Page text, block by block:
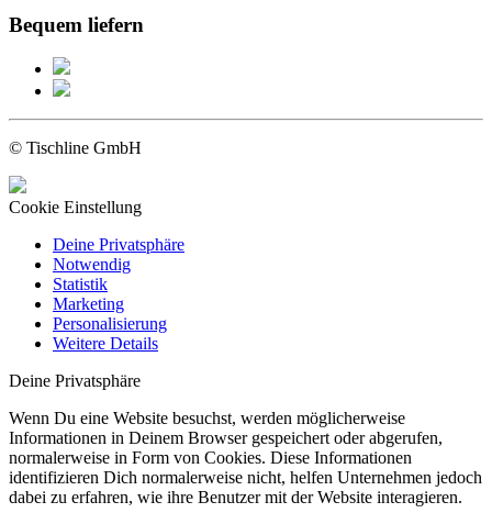
Bequem liefern
© Tischline GmbH
Cookie Einstellung
Deine Privatsphäre
Notwendig
Statistik
Marketing
Personalisierung
Weitere Details
Deine Privatsphäre
Wenn Du eine Website besuchst, werden möglicherweise
Informationen in Deinem Browser gespeichert oder abgerufen,
normalerweise in Form von Cookies. Diese Informationen
identifizieren Dich normalerweise nicht, helfen Unternehmen jedoch
dabei zu erfahren, wie ihre Benutzer mit der Website interagieren.